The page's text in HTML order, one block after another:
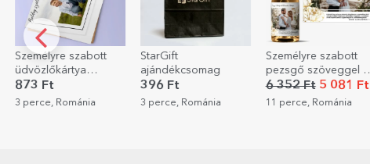
StarGift
ajándékcsomag
396 Ft
3 perce, Románia
Személyre szabott
pezsgő szöveggel és
fotóval - Esküvői
üdvözlet
6 352 Ft
11 perce, Románia
Személyre szabott
párna 10 fotóval
3 891 Ft2 334 Ft
11 perce, Románia